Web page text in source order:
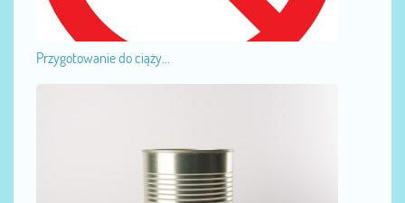
Przygotowanie do ciąży...